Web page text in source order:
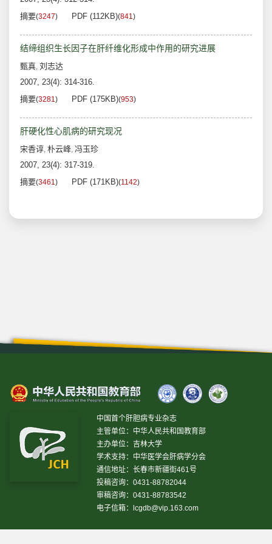
摘要(3247) PDF (112KB)(841)
结缔组织生长因子在肝纤维化形成中作用的研究进展
甄真, 刘志达
2007, 23(4): 314-316.
摘要(3281) PDF (175KB)(953)
肝硬化性心肌病的研究现况
宋香谆, 朴云峰, 冯玉珍
2007, 23(4): 317-319.
摘要(3461) PDF (171KB)(1142)
中国首个肝胆病专业杂志
主管单位：中华人民共和国教育部
主办单位：吉林大学
学术支持：中华医学会肝病学分会
通信地址：长春市新疆街461号
投稿咨询：0431-88782044
审稿咨询：0431-88783542
电子信箱：
lcgdb@vip.163.com